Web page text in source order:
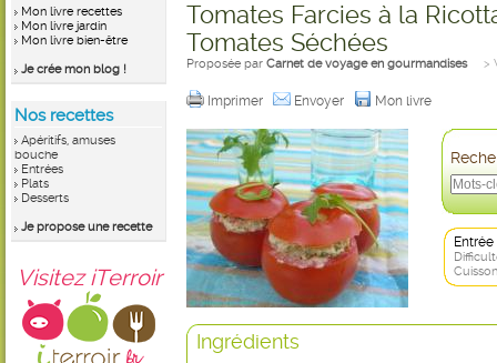
Mon livre recettes
Mon livre jardin
Mon livre bien-être
Je crée mon blog !
Nos recettes
Apéritifs, amuses
bouche
Entrées
Plats
Desserts
Je propose une recette
Visitez iTerroir
Tomates Farcies à la
Tomates Séchées
Proposée par Carnet de voyage en gourmandises >
Imprimer Envoyer Mon livre
Entrée
Ingrédients